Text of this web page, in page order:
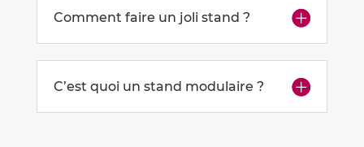
Comment faire un joli stand ?
C’est quoi un stand modulaire ?